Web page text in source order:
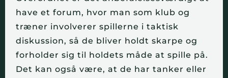
have et forum, hvor man som klub og
træner involverer spillerne i taktisk
diskussion, så de bliver holdt skarpe og
forholder sig til holdets måde at spille på.
Det kan også være, at de har tanker eller